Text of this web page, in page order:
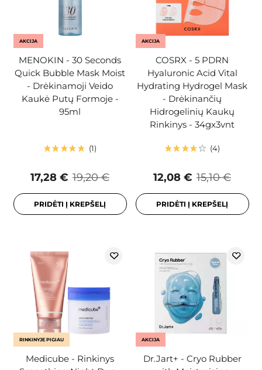
AKCIJA
MENOKIN - 30 Seconds
Quick Bubble Mask Moist
- Drėkinamoji Veido
Kaukė Putų Formoje -
95ml
1
19,20 €
17,28 €
PRIDĖTI Į KREPŠELĮ
AKCIJA
COSRX - 5 PDRN
Hyaluronic Acid Vital
Hydrating Hydrogel Mask
- Drėkinančių
Hidrogelinių Kaukų
Rinkinys - 34gx3vnt
4
15,10 €
12,08 €
PRIDĖTI Į KREPŠELĮ
RINKINYJE PIGIAU
Medicube - Rinkinys
AKCIJA
Dr.Jart+ - Cryo Rubber